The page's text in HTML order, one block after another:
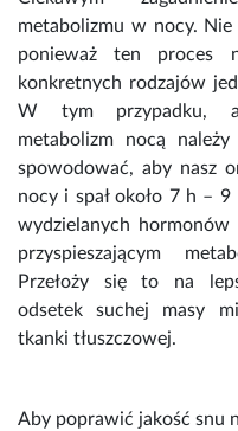
metabolizmu w nocy.
ponieważ ten proces
konkretnych rodzajów
W tym przypadku,
metabolizm nocą
spowodować, aby nasz
nocy i spał około 7 h –
wydzielanych hormonów
przyspieszającym
Przełoży się to na
odsetek suchej masy
tkanki tłuszczowej.
Aby poprawić jakość snu